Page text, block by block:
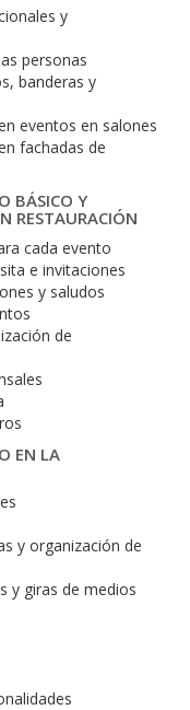
y
personas
banderas y
eventos en salones
fachadas de
BÁSICO Y
RESTAURACIÓN
cada evento
e invitaciones
y saludos
de
EN LA
y organización de
y giras de medios